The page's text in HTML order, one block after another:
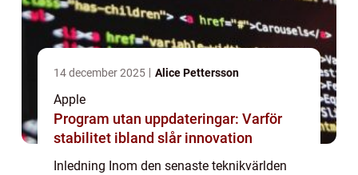
14 december 2025 Alice Pettersson
Apple
Program utan uppdateringar: Varför
stabilitet ibland slår innovation
Inledning Inom den senaste teknikvärlden